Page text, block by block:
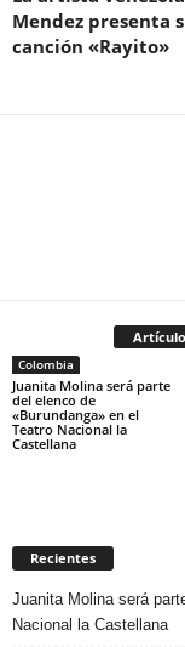
Mendez presenta
canción «Rayito»
Colombia
Juanita Molina será parte
del elenco de
«Burundanga» en el
Teatro Nacional la
Castellana
Recientes
Juanita Molina será
Nacional la Castellana